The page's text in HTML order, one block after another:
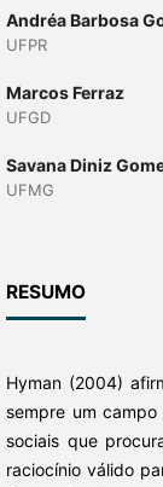
Andréa Barbosa
UFPR
Marcos Ferraz
UFGD
Savana Diniz
UFMG
RESUMO
Hyman (2004)
sempre um
sociais que
raciocínio válido